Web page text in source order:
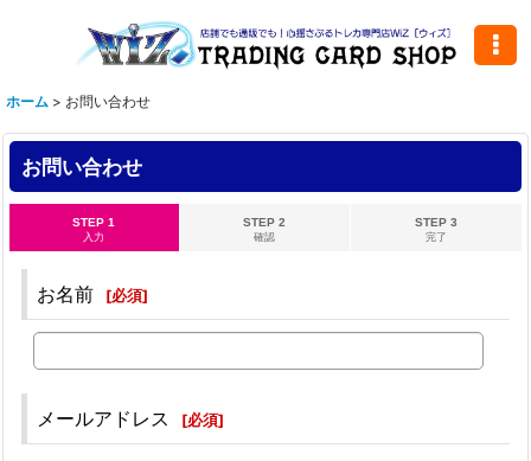
ホーム > お問い合わせ
お問い合わせ
STEP 1
入力
STEP 2
確認
STEP 3
完了
お名前 [必須]
メールアドレス [必須]